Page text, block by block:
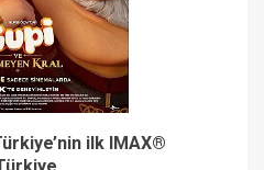
ilk IMAX®